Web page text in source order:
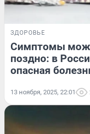
ЗДОРОВЬЕ
Симптомы
поздно: в
опасная
13 ноября, 2025, 22:01